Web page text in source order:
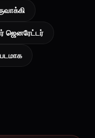
ஜெனரேட்டர்
படமாக